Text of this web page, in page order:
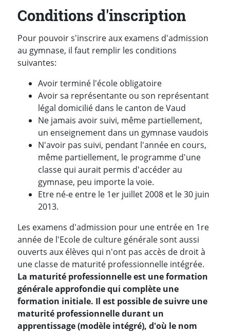
Conditions d'inscription
Pour pouvoir s'inscrire aux examens d'admission
au gymnase, il faut remplir les conditions
suivantes:
Avoir terminé l'école obligatoire
Avoir sa représentante ou son représentant
légal domicilié dans le canton de Vaud
Ne jamais avoir suivi, même partiellement,
un enseignement dans un gymnase vaudois
N'avoir pas suivi, pendant l'année en cours,
même partiellement, le programme d'une
classe qui aurait permis d'accéder au
gymnase, peu importe la voie.
Etre né-e entre le 1er juillet 2008 et le 30 juin
2013.
Les examens d'admission pour une entrée en 1re
année de l'Ecole de culture générale sont aussi
ouverts aux élèves qui n'ont pas accès de droit à
une classe de maturité professionnelle intégrée.
La maturité professionnelle est une formation
générale approfondie qui complète une
formation initiale. Il est possible de suivre une
maturité professionnelle durant un
apprentissage (modèle intégré), d'où le nom